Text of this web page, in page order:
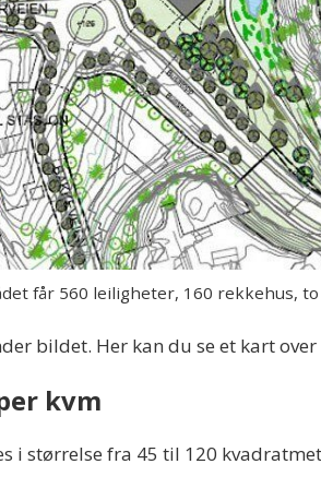
får 560 leiligheter, 160 rekkehus,
bildet. Her kan du se et kart
kvm
i størrelse fra 45 til 120